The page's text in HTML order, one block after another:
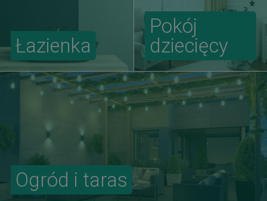
Ogród i taras
Łazienka
Pokój
dziecięcy